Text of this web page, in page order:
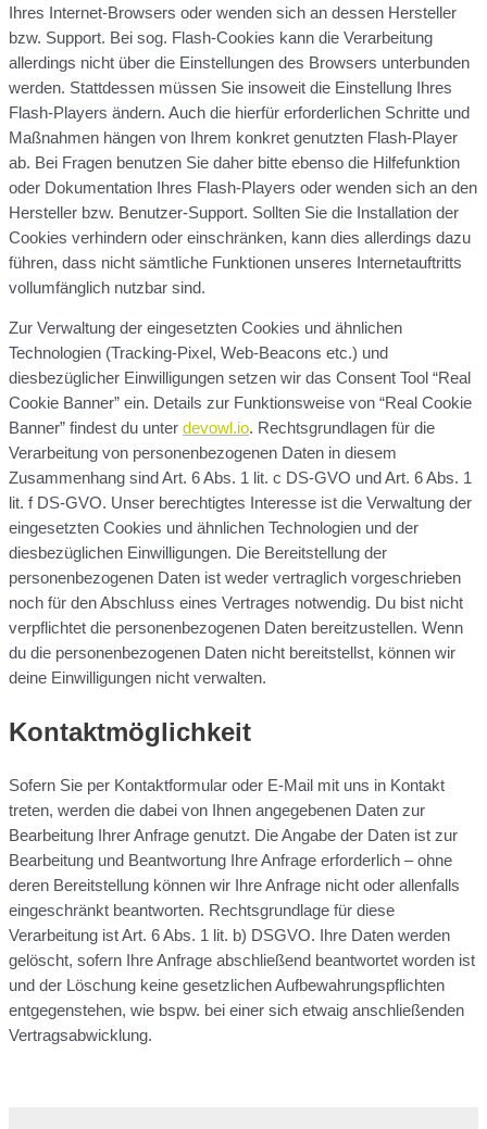
Ihres Internet-Browsers oder wenden sich an dessen Hersteller
bzw. Support. Bei sog. Flash-Cookies kann die Verarbeitung
allerdings nicht über die Einstellungen des Browsers unterbunden
werden. Stattdessen müssen Sie insoweit die Einstellung Ihres
Flash-Players ändern. Auch die hierfür erforderlichen Schritte und
Maßnahmen hängen von Ihrem konkret genutzten Flash-Player
ab. Bei Fragen benutzen Sie daher bitte ebenso die Hilfefunktion
oder Dokumentation Ihres Flash-Players oder wenden sich an den
Hersteller bzw. Benutzer-Support. Sollten Sie die Installation der
Cookies verhindern oder einschränken, kann dies allerdings dazu
führen, dass nicht sämtliche Funktionen unseres Internetauftritts
vollumfänglich nutzbar sind.
Zur Verwaltung der eingesetzten Cookies und ähnlichen
Technologien (Tracking-Pixel, Web-Beacons etc.) und
diesbezüglicher Einwilligungen setzen wir das Consent Tool “Real
Cookie Banner” ein. Details zur Funktionsweise von “Real Cookie
Banner” findest du unter devowl.io. Rechtsgrundlagen für die
Verarbeitung von personenbezogenen Daten in diesem
Zusammenhang sind Art. 6 Abs. 1 lit. c DS-GVO und Art. 6 Abs. 1
lit. f DS-GVO. Unser berechtigtes Interesse ist die Verwaltung der
eingesetzten Cookies und ähnlichen Technologien und der
diesbezüglichen Einwilligungen. Die Bereitstellung der
personenbezogenen Daten ist weder vertraglich vorgeschrieben
noch für den Abschluss eines Vertrages notwendig. Du bist nicht
verpflichtet die personenbezogenen Daten bereitzustellen. Wenn
du die personenbezogenen Daten nicht bereitstellst, können wir
deine Einwilligungen nicht verwalten.
Kontaktmöglichkeit
Sofern Sie per Kontaktformular oder E-Mail mit uns in Kontakt
treten, werden die dabei von Ihnen angegebenen Daten zur
Bearbeitung Ihrer Anfrage genutzt. Die Angabe der Daten ist zur
Bearbeitung und Beantwortung Ihre Anfrage erforderlich – ohne
deren Bereitstellung können wir Ihre Anfrage nicht oder allenfalls
eingeschränkt beantworten. Rechtsgrundlage für diese
Verarbeitung ist Art. 6 Abs. 1 lit. b) DSGVO. Ihre Daten werden
gelöscht, sofern Ihre Anfrage abschließend beantwortet worden ist
und der Löschung keine gesetzlichen Aufbewahrungspflichten
entgegenstehen, wie bspw. bei einer sich etwaig anschließenden
Vertragsabwicklung.